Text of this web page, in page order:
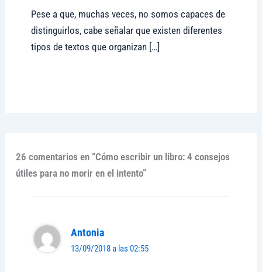
Pese a que, muchas veces, no somos capaces de
distinguirlos, cabe señalar que existen diferentes
tipos de textos que organizan […]
26 comentarios en “Cómo escribir un libro: 4 consejos
útiles para no morir en el intento”
Antonia
13/09/2018 a las 02:55